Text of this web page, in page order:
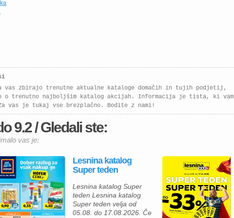
vas zbirajo trenutne aktualne kataloge domačih in tujih podjetij,
o trenutno najboljšim katalog akcijah. Informacija je tista, ki vam
vas je tukaj vse brezplačno. Bodite z nami!
9.2 / Gledali ste:
vas je:
Lesnina katalog
Super teden
Lesnina katalog Super
teden Lesnina katalog
Super teden velja od
05.08. do 17.08.2026. Če